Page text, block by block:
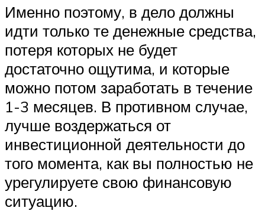
Именно поэтому, в дело должны
идти только те денежные средства,
потеря которых не будет
достаточно ощутима, и которые
можно потом заработать в течение
1-3 месяцев. В противном случае,
лучше воздержаться от
инвестиционной деятельности до
того момента, как вы полностью не
урегулируете свою финансовую
ситуацию.